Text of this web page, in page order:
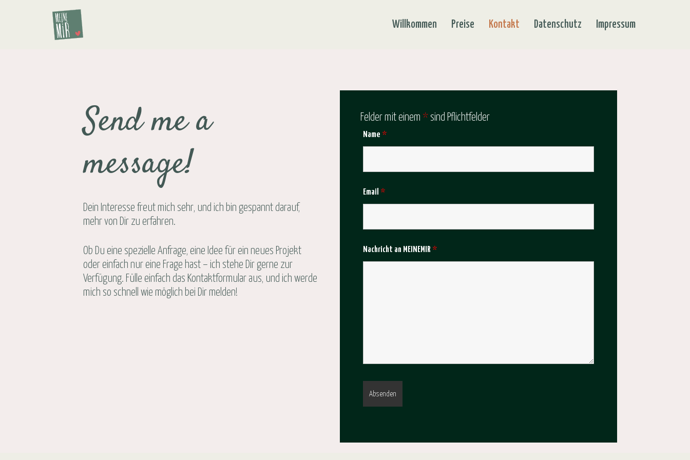
Willkommen Preise Kontakt Datenschutz Impressum
Send me a
message!
Dein Interesse freut mich sehr, und ich bin gespannt darauf,
mehr von Dir zu erfahren.
Ob Du eine spezielle Anfrage, eine Idee für ein neues Projekt
oder einfach nur eine Frage hast – ich stehe Dir gerne zur
Verfügung. Fülle einfach das Kontaktformular aus, und ich werde
mich so schnell wie möglich bei Dir melden!
Felder mit einem * sind Pflichtfelder
Name *
Email *
Nachricht an MEINEMIR *